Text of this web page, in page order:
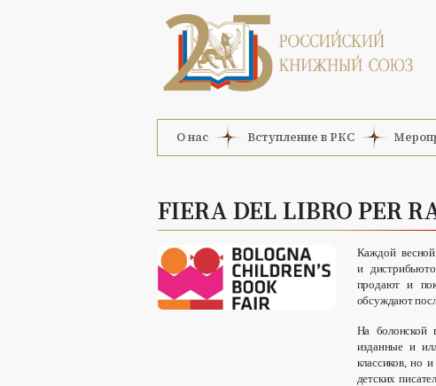
О нас Вступление в РКС
FIERA DEL LIBRO PER
Каждой
и
продают и
обсуждают
На болонской
изданные и
классиков, но
детских